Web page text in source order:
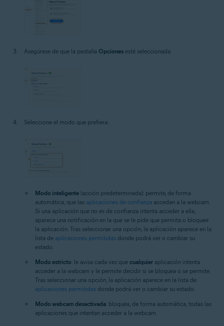
Asegúrese de que la pestaña Opciones esté seleccionada.
Seleccione el modo que prefiera:
Modo inteligente (acción predeterminada): permite, de forma
automática, que las aplicaciones de confianza accedan a la webcam.
Si una aplicación que no es de confianza intenta acceder a ella,
aparece una notificación en la que se le pide que permita o bloquee
la aplicación. Tras seleccionar una opción, la aplicación aparece en la
lista de aplicaciones permitidas donde podrá ver o cambiar su
estado.
Modo estricto: le avisa cada vez que cualquier aplicación intenta
acceder a la webcam y le permite decidir si se bloquea o se permite.
Tras seleccionar una opción, la aplicación aparece en la lista de
aplicaciones permitidas donde podrá ver o cambiar su estado.
Modo webcam desactivada: bloquea, de forma automática, todas las
aplicaciones que intentan acceder a la webcam.